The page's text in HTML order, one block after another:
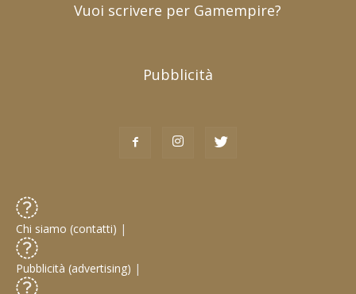
Vuoi scrivere per Gamempire?
Pubblicità
Chi siamo (contatti) |
Pubblicità (advertising) |